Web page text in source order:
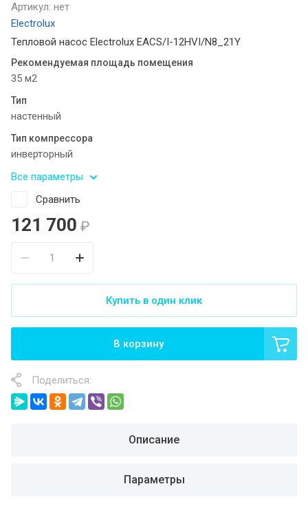
Артикул: нет
Electrolux
Тепловой насос Electrolux EACS/I-12HVI/N8_21Y
Рекомендуемая площадь помещения
35 м2
Тип
настенный
Тип компрессора
инверторный
Все параметры
Сравнить
121 700 ₽
В корзину
Купить в один клик
Поделиться:
Описание
Параметры